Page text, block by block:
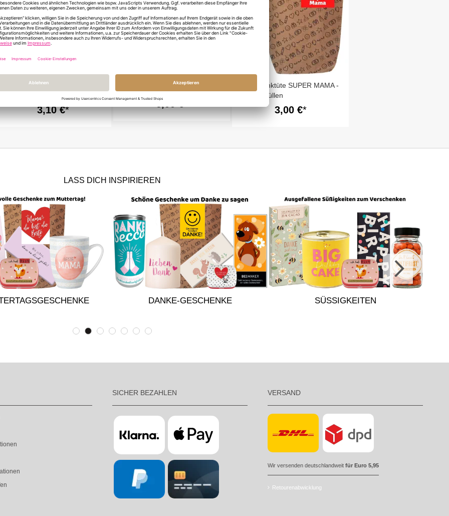
Geschenktüte Alles Liebe
3,10 €
Geschenkbuch KLEINE
MAMA
6,00 €
Geschenktüte SUPER MAMA -
zum Befüllen
3,00 €
LASS DICH INSPIRIEREN
DANKE-GESCHENKE SÜSSIGKEITEN
SICHER BEZAHLEN VERSAND
Wir versenden deutschlandweit für Euro 5,95
Retourenabwicklung